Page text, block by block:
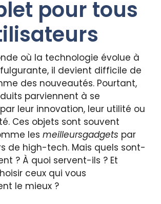
pour tous
où la technologie évolue à
il devient difficile de
des nouveautés. Pourtant,
parviennent à se
leur innovation, leur utilité ou
Ces objets sont souvent
les meilleursgadgets par
de high-tech. Mais quels sont-
? À quoi servent-ils ? Et
ceux qui vous
le mieux ?